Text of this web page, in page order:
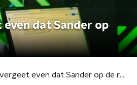
dat Sander op
Tirsa vergeet even dat Sander op de radio is...